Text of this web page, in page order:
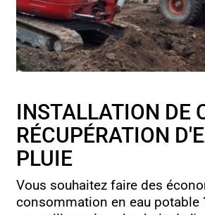
INSTALLATION DE
RÉCUPÉRATION
PLUIE
Vous souhaitez faire des
consommation en eau potable